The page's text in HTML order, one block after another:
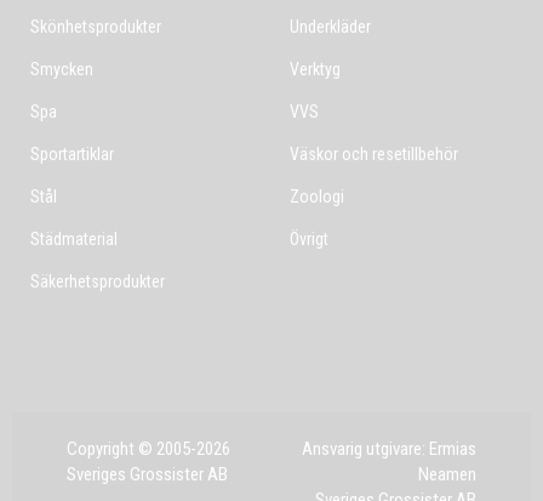
Skönhetsprodukter
Smycken
Spa
Sportartiklar
Stål
Städmaterial
Säkerhetsprodukter
Underkläder
Verktyg
VVS
Väskor och resetillbehör
Zoologi
Övrigt
Copyright © 2005-2026
Sveriges Grossister AB
Ansvarig utgivare: Ermias
Neamen